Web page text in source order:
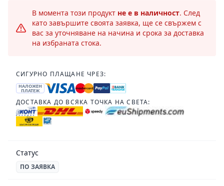
В момента този продукт не е в наличност. След
като завършите своята заявка, ще се свържем с
вас за уточняване на начина и срока за доставка
на избраната стока.
СИГУРНО ПЛАЩАНЕ ЧРЕЗ:
НАЛОЖЕН
ПЛАТЕЖ
ДОСТАВКА ДО ВСЯКА ТОЧКА НА СВЕТА:
Статус
ПО ЗАЯВКА